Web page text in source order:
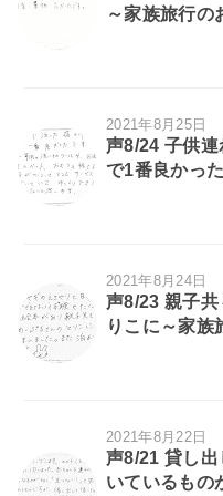
～家族旅行の
2021年8月25日
声8/24 子供
で1番良かっ
2021年8月24日
声8/23 親子共
りこに～家族
2021年8月22日
声8/21 貸し
いているもの